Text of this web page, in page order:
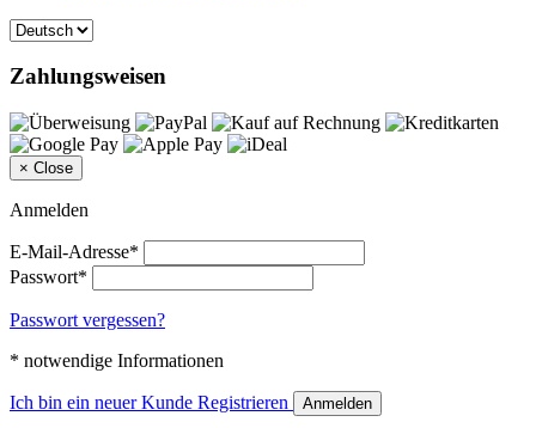
Zahlungsweisen
× Close
Anmelden
E-Mail-Adresse*
Passwort*
Passwort vergessen?
* notwendige Informationen
Ich bin ein neuer Kunde Registrieren Anmelden